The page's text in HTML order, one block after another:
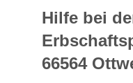
Hilfe bei
66564